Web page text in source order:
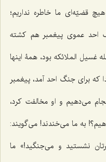
قضیّه‌ای ما خاطره نداریم؛
احد عموی پیغمبر هم کشته
الملائکه بود، همۀ اینها
که برای جنگ احد آمد، پیغمبر
می‌دهیم و او مخالفت کرد،
به ما می‌خندند! می‌گویند:
نشستید و می‌جنگید!» ما